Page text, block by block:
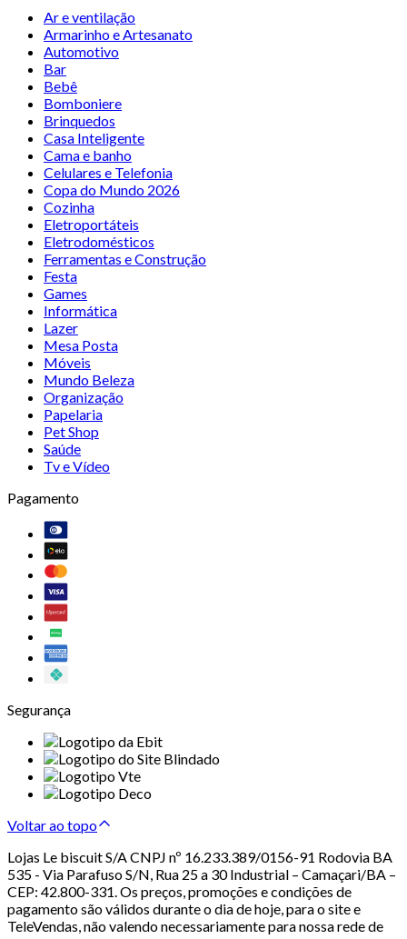
Ar e ventilação
Armarinho e Artesanato
Automotivo
Bar
Bebê
Bomboniere
Brinquedos
Casa Inteligente
Cama e banho
Celulares e Telefonia
Copa do Mundo 2026
Cozinha
Eletroportáteis
Eletrodomésticos
Ferramentas e Construção
Festa
Games
Informática
Lazer
Mesa Posta
Móveis
Mundo Beleza
Organização
Papelaria
Pet Shop
Saúde
Tv e Vídeo
Pagamento
Segurança
Voltar ao topo
Lojas Le biscuit S/A CNPJ nº 16.233.389/0156-91 Rodovia BA
535 - Via Parafuso S/N, Rua 25 a 30 Industrial – Camaçari/BA –
CEP: 42.800-331. Os preços, promoções e condições de
pagamento são válidos durante o dia de hoje, para o site e
TeleVendas, não valendo necessariamente para nossa rede de